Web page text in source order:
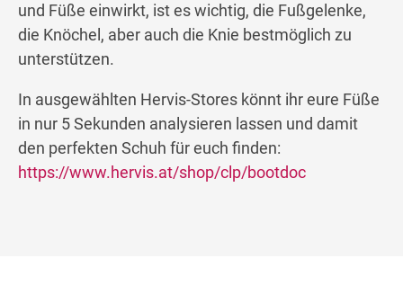
und Füße einwirkt, ist es wichtig, die Fußgelenke,
die Knöchel, aber auch die Knie bestmöglich zu
unterstützen.
In ausgewählten Hervis-Stores könnt ihr eure Füße
in nur 5 Sekunden analysieren lassen und damit
den perfekten Schuh für euch finden:
https://www.hervis.at/shop/clp/bootdoc